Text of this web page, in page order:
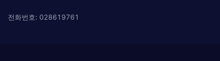
전화번호: 028619761